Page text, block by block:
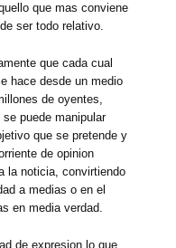
que mas conviene
ser todo relativo.
que cada cual
hace desde un medio
de oyentes,
puede manipular
que se pretende y
de opinion
la noticia, convirtiendo
a medias o en el
en media verdad.
de expresion lo que